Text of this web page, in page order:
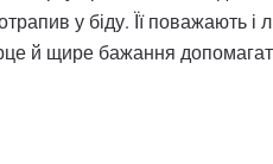
у біду. Її поважають
й щире бажання